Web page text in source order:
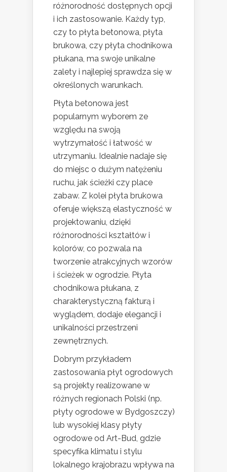
różnorodność dostępnych opcji
i ich zastosowanie. Każdy typ,
czy to płyta betonowa, płyta
brukowa, czy płyta chodnikowa
płukana, ma swoje unikalne
zalety i najlepiej sprawdza się w
określonych warunkach.
Płyta betonowa jest
popularnym wyborem ze
względu na swoją
wytrzymałość i łatwość w
utrzymaniu. Idealnie nadaje się
do miejsc o dużym natężeniu
ruchu, jak ścieżki czy place
zabaw. Z kolei płyta brukowa
oferuje większą elastyczność w
projektowaniu, dzięki
różnorodności kształtów i
kolorów, co pozwala na
tworzenie atrakcyjnych wzorów
i ścieżek w ogrodzie. Płyta
chodnikowa płukana, z
charakterystyczną fakturą i
wyglądem, dodaje elegancji i
unikalności przestrzeni
zewnętrznych.
Dobrym przykładem
zastosowania płyt ogrodowych
są projekty realizowane w
różnych regionach Polski (np.
płyty ogrodowe w Bydgoszczy)
lub wysokiej klasy płyty
ogrodowe od Art-Bud, gdzie
specyfika klimatu i stylu
lokalnego krajobrazu wpływa na